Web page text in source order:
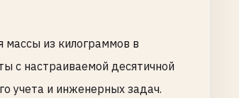
массы из килограммов в
с настраиваемой десятичной
учета и инженерных задач.